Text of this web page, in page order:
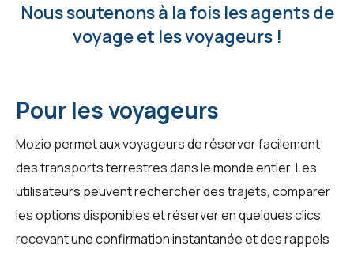
Nous soutenons à la fois les agents de
voyage et les voyageurs !
Pour les voyageurs
Mozio permet aux voyageurs de réserver facilement
des transports terrestres dans le monde entier. Les
utilisateurs peuvent rechercher des trajets, comparer
les options disponibles et réserver en quelques clics,
recevant une confirmation instantanée et des rappels